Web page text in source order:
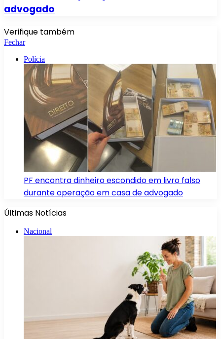
advogado
Verifique também
Fechar
Polícia
PF encontra dinheiro escondido em livro falso
durante operação em casa de advogado
Últimas Notícias
Nacional